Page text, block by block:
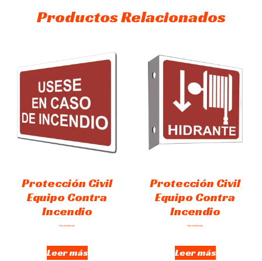
Productos Relacionados
Protección Civil
Equipo Contra
Incendio
Hay existencias
Leer más
Protección Civil
Equipo Contra
Incendio
Hay existencias
Leer más